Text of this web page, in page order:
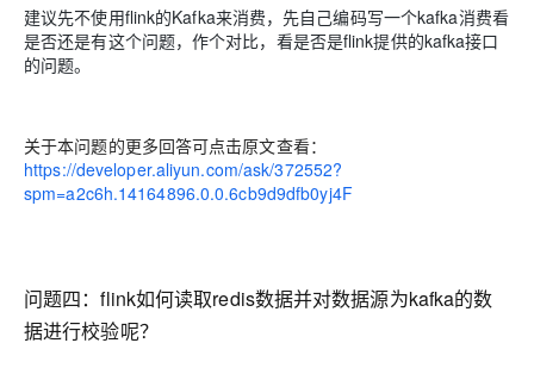
建议先不使用flink的Kafka来消费，先自己编码写一个kafka消费看
是否还是有这个问题，作个对比，看是否是flink提供的kafka接口
的问题。
关于本问题的更多回答可点击原文查看：
https://developer.aliyun.com/ask/372552?
spm=a2c6h.14164896.0.0.6cb9d9dfb0yj4F
问题四：flink如何读取redis数据并对数据源为kafka的数
据进行校验呢？